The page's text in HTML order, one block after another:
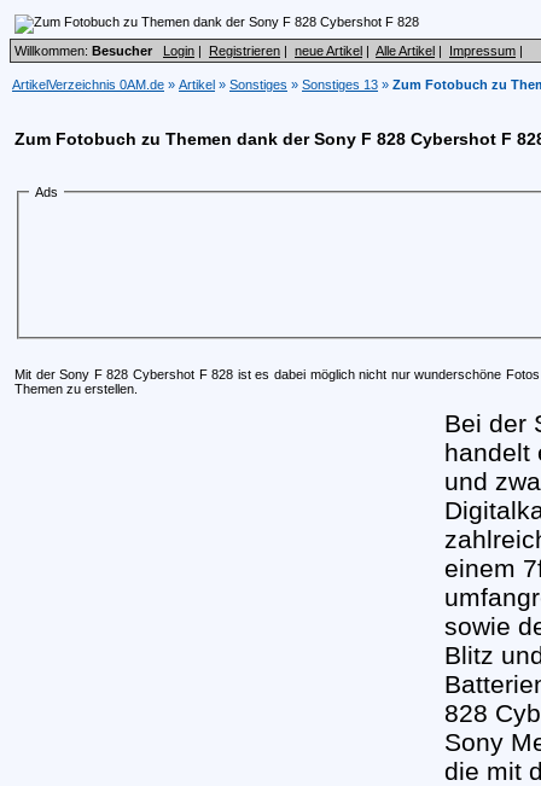
Willkommen: Besucher Login | Registrieren | neue Artikel | Alle Artikel | Impressum |
ArtikelVerzeichnis 0AM.de » Artikel » Sonstiges » Sonstiges 13 » Zum Fotobuch zu
Zum Fotobuch zu Themen dank der Sony F 828 Cybershot F
Ads
Mit der Sony F 828 Cybershot F 828 ist es dabei möglich nicht nur wunderschöne
Themen zu erstellen.
Bei der
handelt
und
einem
sowie
Blitz
828
Sony
die mit